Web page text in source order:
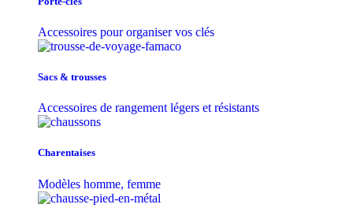
Accessoires pour organiser vos clés
Sacs & trousse​s
Accessoires de rangement légers et résistants
Charentaises
Modèles homme, femme